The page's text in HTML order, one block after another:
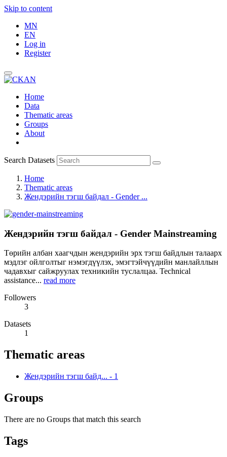
Skip to content
MN
EN
Log in
Register
Home
Data
Thematic areas
Groups
About
Search Datasets
Home
Thematic areas
Жендэрийн тэгш байдал - Gender ...
Жендэрийн тэгш байдал - Gender Mainstreaming
Төрийн албан хаагчдын жендэрийн эрх тэгш байдлын талаарх
мэдлэг ойлголтыг нэмэгдүүлэх, эмэгтэйчүүдийн манлайллын
чадавхыг сайжруулах техникийн туслалцаа. Technical
assistance... read more
Followers
3
Datasets
1
Thematic areas
Жендэрийн тэгш байд... - 1
Groups
There are no Groups that match this search
Tags